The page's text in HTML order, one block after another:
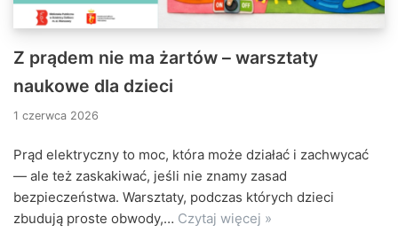
Z prądem nie ma żartów – warsztaty
naukowe dla dzieci
1 czerwca 2026
Prąd elektryczny to moc, która może działać i zachwycać
— ale też zaskakiwać, jeśli nie znamy zasad
bezpieczeństwa. Warsztaty, podczas których dzieci
zbudują proste obwody,… Czytaj więcej »